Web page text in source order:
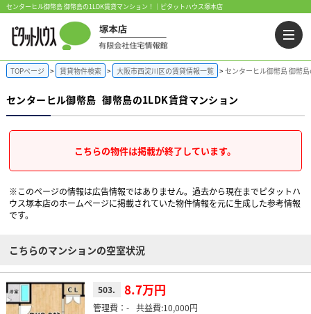
センターヒル御幣島 御幣島の1LDK賃貸マンション！｜ピタットハウス塚本店
TOPページ 賃貸物件検索 大阪市西淀川区の賃貸情報一覧 センターヒル御幣島 御幣
センターヒル御幣島 御幣島の1LDK賃貸マンション
こちらの物件は掲載が終了しています。
※このページの情報は広告情報ではありません。過去から現在までピタットハ
ウス塚本店のホームぺージに掲載されていた物件情報を元に生成した参考情報
です。
こちらのマンションの空室状況
503. 8.7万円
- 10,000円